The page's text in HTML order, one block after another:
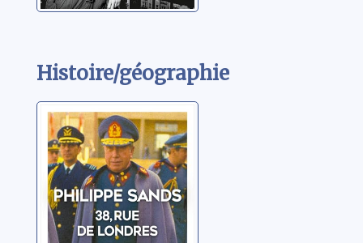
Histoire/géographie
38, rue de
Londres:de
l'impunité,
Pinochet et le
nazi de
Patagonie
Sands, Philippe